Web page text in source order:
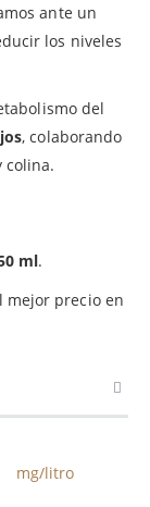
ante un
los niveles
del
, colaborando
colina.
ml.
mejor precio en
mg/litro